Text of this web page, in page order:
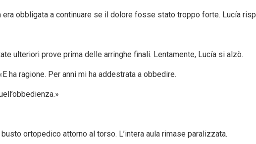
obbligata a continuare se il dolore fosse stato troppo forte. Lucía
ulteriori prove prima delle arringhe finali. Lentamente, Lucía si alzò.
ha ragione. Per anni mi ha addestrata a obbedire.
ortopedico attorno al torso. L’intera aula rimase paralizzata.